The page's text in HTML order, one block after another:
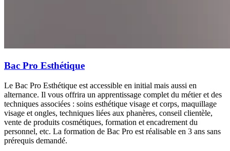
Bac Pro Esthétique
Le Bac Pro Esthétique est accessible en initial mais aussi en
alternance. Il vous offrira un apprentissage complet du métier et des
techniques associées : soins esthétique visage et corps, maquillage
visage et ongles, techniques liées aux phanères, conseil clientèle,
vente de produits cosmétiques, formation et encadrement du
personnel, etc. La formation de Bac Pro est réalisable en 3 ans sans
prérequis demandé.